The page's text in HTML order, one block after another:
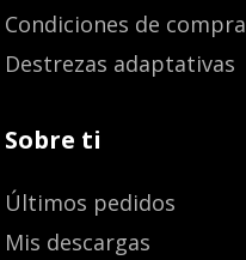
Condiciones de compra
Destrezas adaptativas
Sobre ti
Últimos pedidos
Mis descargas